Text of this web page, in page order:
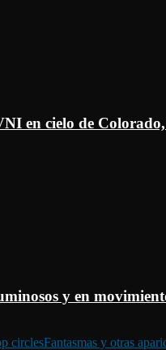
en cielo de
y en
circlesFantasmas y otras